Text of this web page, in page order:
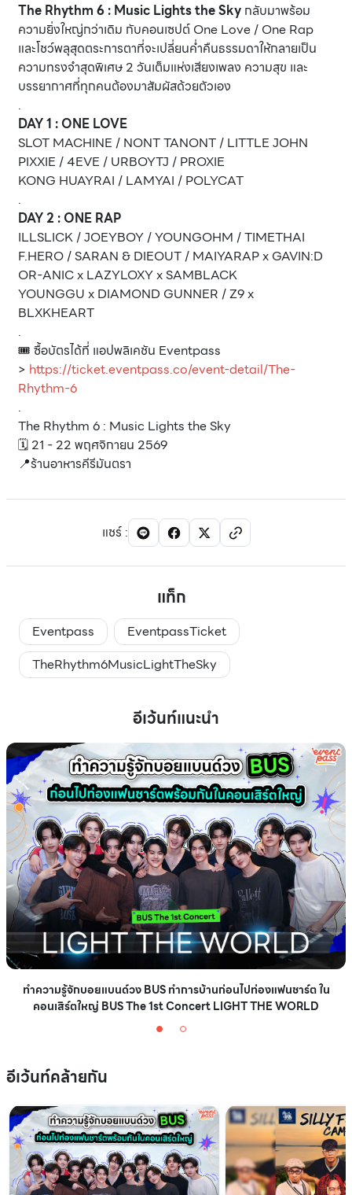
The Rhythm 6 : Music Lights the Sky กลับมาพร้อม
ความยิ่งใหญ่กว่าเดิม กับคอนเซปต์ One Love / One Rap
และโชว์พลุสุดตระการตาที่จะเปลี่ยนค่ำคืนธรรมดาให้กลายเป็น
ความทรงจำสุดพิเศษ 2 วันเต็มแห่งเสียงเพลง ความสุข และ
บรรยากาศที่ทุกคนต้องมาสัมผัสด้วยตัวเอง
.
DAY 1 : ONE LOVE
SLOT MACHINE / NONT TANONT / LITTLE JOHN
PIXXIE / 4EVE / URBOYTJ / PROXIE
KONG HUAYRAI / LAMYAI / POLYCAT
.
DAY 2 : ONE RAP
ILLSLICK / JOEYBOY / YOUNGOHM / TIMETHAI
F.HERO / SARAN & DIEOUT / MAIYARAP x GAVIN:D
OR-ANIC x LAZYLOXY x SAMBLACK
YOUNGGU x DIAMOND GUNNER / Z9 x
BLXKHEART
.
🎟️ ซื้อบัตรได้ที่ แอปพลิเคชัน Eventpass
> https://ticket.eventpass.co/event-detail/The-
Rhythm-6
.
The Rhythm 6 : Music Lights the Sky
🗓️ 21 - 22 พฤศจิกายน 2569
📍ร้านอาหารคีรีมันตรา
แชร์:
แท็ก
Eventpass
EventpassTicket
TheRhythm6MusicLightTheSky
อีเว้นท์แนะนำ
ทำความรู้จักบอยแบนด์วง BUS ทำการบ้านก่อนไปท่องแฟนชาร์ต ใน
คอนเสิร์ตใหญ่ BUS The 1st Concert LIGHT THE WORLD
อีเว้นท์คล้ายกัน